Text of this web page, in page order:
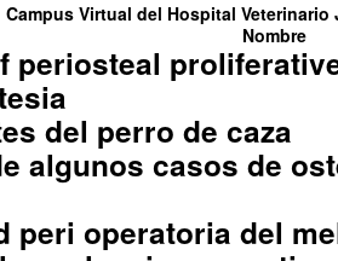
Campus Virtual del Hospital Veterinario
Nombre
periosteal
del perro de caza
algunos casos de
peri operatoria del